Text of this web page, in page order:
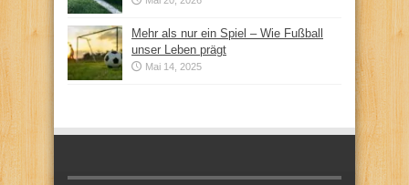
Mehr als nur ein Spiel – Wie Fußball
unser Leben prägt
Mai 14, 2025